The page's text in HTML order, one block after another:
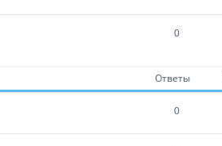
0
Ответы
0